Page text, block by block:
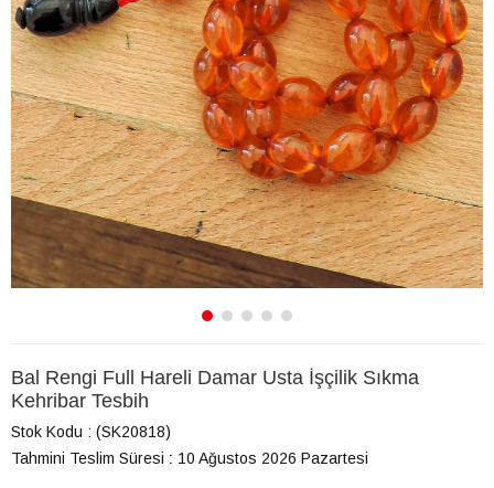
Bal Rengi Full Hareli Damar Usta İşçilik Sıkma
Kehribar Tesbih
Stok Kodu
(SK20818)
Tahmini Teslim Süresi : 10 Ağustos 2026 Pazartesi